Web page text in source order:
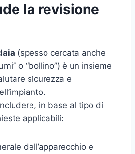
la revisione
(spesso cercata anche
o “bollino”) è un insieme
sicurezza e
in base al tipo di
applicabili:
dell’apparecchio e